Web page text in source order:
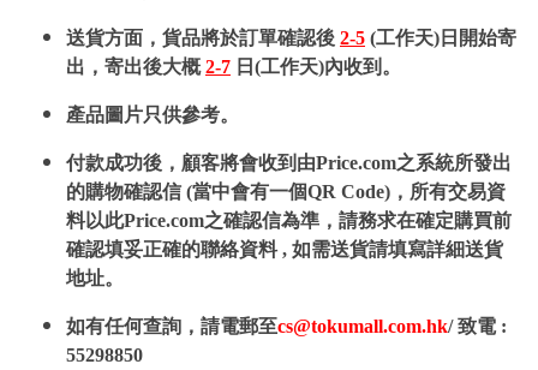
送貨方面，貨品將於訂單確認後 2-5 (工作天)日開始寄
出，寄出後大概2-7 日(工作天)內收到。
產品圖片只供參考。
付款成功後，顧客將會收到由Price.com之系統所發出
的購物確認信 (當中會有一個QR Code)，所有交易資
料以此Price.com之確認信為準，請務求在確定購買前
確認填妥正確的聯絡資料 , 如需送貨請填寫詳細送貨
地址。
如有任何查詢，請電郵至cs@tokumall.com.hk/ 致電 :
55298850